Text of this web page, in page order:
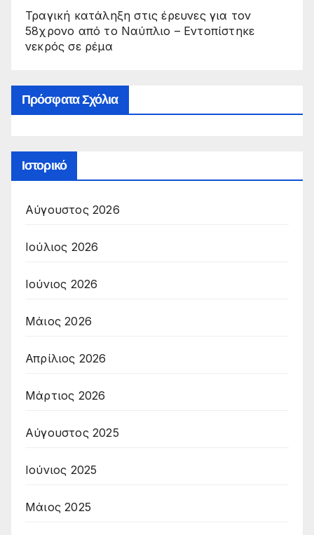
Τραγική κατάληξη στις έρευνες για τον
58χρονο από το Ναύπλιο – Εντοπίστηκε
νεκρός σε ρέμα
Πρόσφατα Σχόλια
Ιστορικό
Αύγουστος 2026
Ιούλιος 2026
Ιούνιος 2026
Μάιος 2026
Απρίλιος 2026
Μάρτιος 2026
Αύγουστος 2025
Ιούνιος 2025
Μάιος 2025